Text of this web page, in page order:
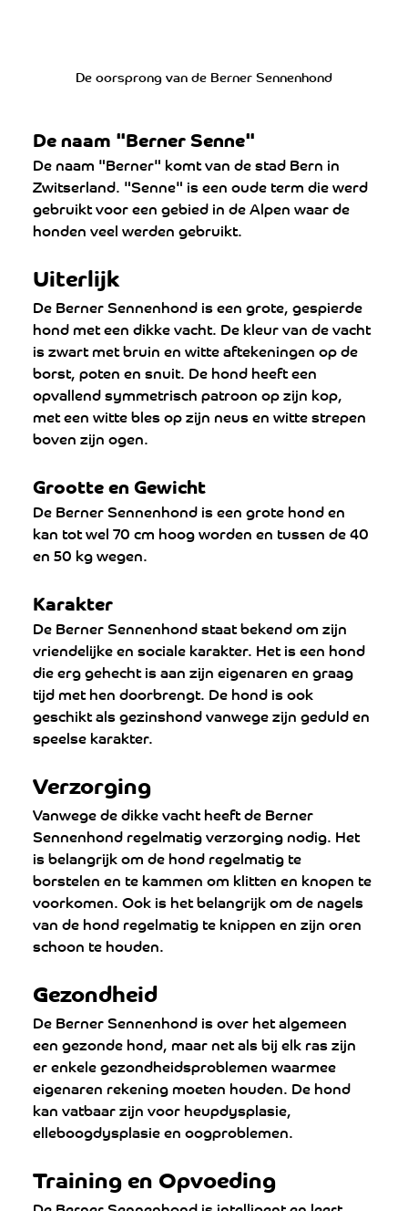
De oorsprong van de Berner Sennenhond
De naam "Berner Senne"
De naam "Berner" komt van de stad Bern in
Zwitserland. "Senne" is een oude term die werd
gebruikt voor een gebied in de Alpen waar de
honden veel werden gebruikt.
Uiterlijk
De Berner Sennenhond is een grote, gespierde
hond met een dikke vacht. De kleur van de vacht
is zwart met bruin en witte aftekeningen op de
borst, poten en snuit. De hond heeft een
opvallend symmetrisch patroon op zijn kop,
met een witte bles op zijn neus en witte strepen
boven zijn ogen.
Grootte en Gewicht
De Berner Sennenhond is een grote hond en
kan tot wel 70 cm hoog worden en tussen de 40
en 50 kg wegen.
Karakter
De Berner Sennenhond staat bekend om zijn
vriendelijke en sociale karakter. Het is een hond
die erg gehecht is aan zijn eigenaren en graag
tijd met hen doorbrengt. De hond is ook
geschikt als gezinshond vanwege zijn geduld en
speelse karakter.
Verzorging
Vanwege de dikke vacht heeft de Berner
Sennenhond regelmatig verzorging nodig. Het
is belangrijk om de hond regelmatig te
borstelen en te kammen om klitten en knopen te
voorkomen. Ook is het belangrijk om de nagels
van de hond regelmatig te knippen en zijn oren
schoon te houden.
Gezondheid
De Berner Sennenhond is over het algemeen
een gezonde hond, maar net als bij elk ras zijn
er enkele gezondheidsproblemen waarmee
eigenaren rekening moeten houden. De hond
kan vatbaar zijn voor heupdysplasie,
elleboogdysplasie en oogproblemen.
Training en Opvoeding